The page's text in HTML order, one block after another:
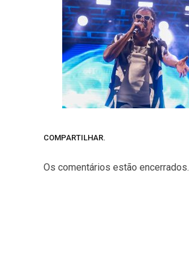
COMPARTILHAR.
Os comentários estão encerrados.